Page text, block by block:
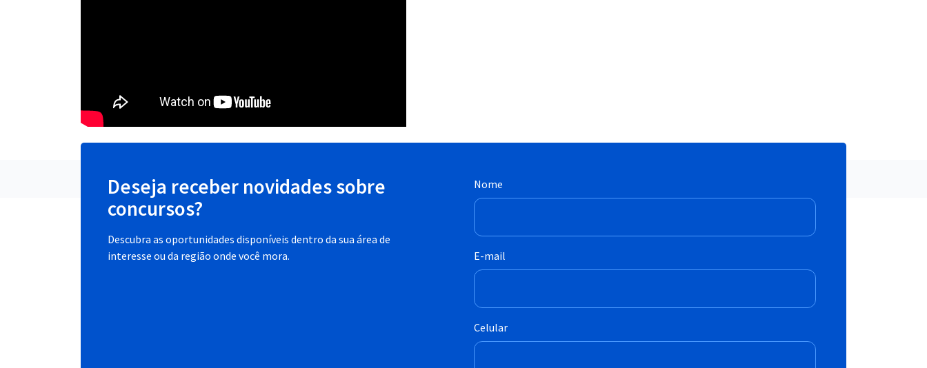
Deseja receber novidades sobre
concursos?
Descubra as oportunidades disponíveis dentro da sua área de
interesse ou da região onde você mora.
Nome
E-mail
Celular